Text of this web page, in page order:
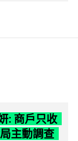
: 商戶只收
主動調查